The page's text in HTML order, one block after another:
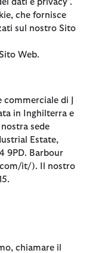
dati e privacy".
che fornisce
sul nostro Sito
Web.
di J
in Inghilterra e
sede
Estate,
9PD. Barbour
it/). Il nostro
chiamare il